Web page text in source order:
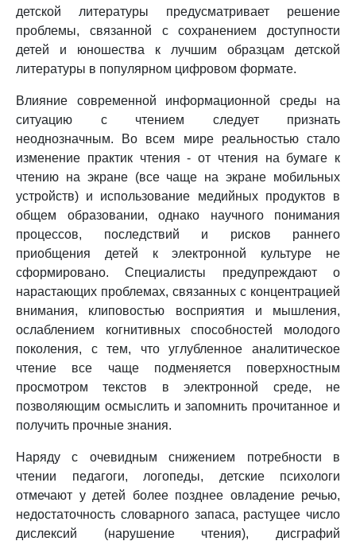
детской литературы предусматривает решение
проблемы, связанной с сохранением доступности
детей и юношества к лучшим образцам детской
литературы в популярном цифровом формате.
Влияние современной информационной среды на
ситуацию с чтением следует признать
неоднозначным. Во всем мире реальностью стало
изменение практик чтения - от чтения на бумаге к
чтению на экране (все чаще на экране мобильных
устройств) и использование медийных продуктов в
общем образовании, однако научного понимания
процессов, последствий и рисков раннего
приобщения детей к электронной культуре не
сформировано. Специалисты предупреждают о
нарастающих проблемах, связанных с концентрацией
внимания, клиповостью восприятия и мышления,
ослаблением когнитивных способностей молодого
поколения, с тем, что углубленное аналитическое
чтение все чаще подменяется поверхностным
просмотром текстов в электронной среде, не
позволяющим осмыслить и запомнить прочитанное и
получить прочные знания.
Наряду с очевидным снижением потребности в
чтении педагоги, логопеды, детские психологи
отмечают у детей более позднее овладение речью,
недостаточность словарного запаса, растущее число
дислексий (нарушение чтения), дисграфий